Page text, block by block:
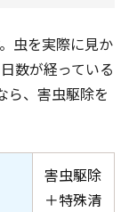
虫を実際に見か
数が経っている
、害虫駆除を
害虫駆除
＋特殊清